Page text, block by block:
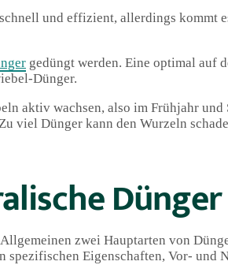
und effizient, allerdings kommt
gedüngt werden. Eine optimal auf
Dünger.
aktiv wachsen, also im Frühjahr und
viel Dünger kann den Wurzeln
zwei Hauptarten von
Eigenschaften, Vor- und